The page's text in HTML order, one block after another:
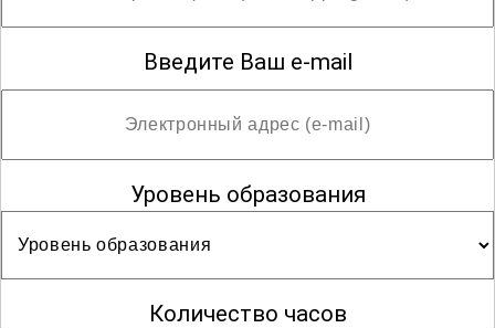
Введите Ваш e-mail
Уровень образования
Количество часов